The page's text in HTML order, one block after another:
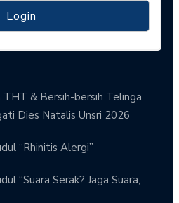
THT & Bersih-bersih Telinga
Dies Natalis Unsri 2026
“Rhinitis Alergi”
“Suara Serak? Jaga Suara,